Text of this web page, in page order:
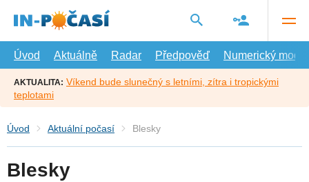
hlavní
Úvod
Aktuálně Radar Předpověď Numerický model
AKTUALITA: Víkend bude slunečný s letními, zítra i tropickými
teplotami
Úvod Aktuální počasí Blesky
Blesky